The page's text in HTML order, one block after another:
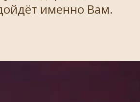
именно Вам.